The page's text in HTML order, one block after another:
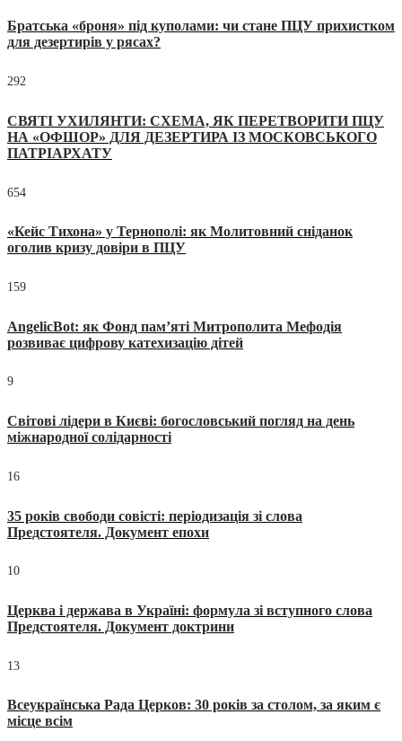
Братська «броня» під куполами: чи стане ПЦУ прихистком
для дезертирів у рясах?
292
СВЯТІ УХИЛЯНТИ: СХЕМА, ЯК ПЕРЕТВОРИТИ ПЦУ
НА «ОФШОР» ДЛЯ ДЕЗЕРТИРА ІЗ МОСКОВСЬКОГО
ПАТРІАРХАТУ
654
«Кейс Тихона» у Тернополі: як Молитовний сніданок
оголив кризу довіри в ПЦУ
159
AngelicBot: як Фонд пам’яті Митрополита Мефодія
розвиває цифрову катехизацію дітей
9
Світові лідери в Києві: богословський погляд на день
міжнародної солідарності
16
35 років свободи совісті: періодизація зі слова
Предстоятеля. Документ епохи
10
Церква і держава в Україні: формула зі вступного слова
Предстоятеля. Документ доктрини
13
Всеукраїнська Рада Церков: 30 років за столом, за яким є
місце всім